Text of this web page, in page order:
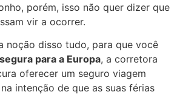
porém, isso não quer dizer que
vir a ocorrer.
noção disso tudo, para que você
para a Europa, a corretora
oferecer um seguro viagem
intenção de que as suas férias